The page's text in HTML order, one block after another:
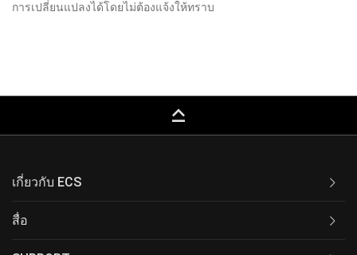
การเปลี่ยนแปลงได้โดยไม่ต้องแจ้งให้ทราบ
keyboard_capslock
เกี่ยวกับ ECS
สื่อ